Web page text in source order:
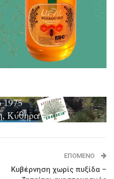
ΕΠΌΜΕΝΟ
Κυβέρνηση χωρίς πυξίδα –